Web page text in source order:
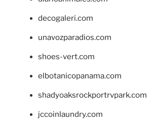
decogaleri.com
unavozparadios.com
shoes-vert.com
elbotanicopanama.com
shadyoaksrockportrvpark.com
jccoinlaundry.com